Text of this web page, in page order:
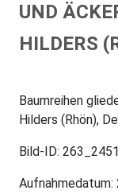
UND
HILDERS
Baumreihen
Hilders (Rhön),
Bild-ID:
Aufnahmedatum: